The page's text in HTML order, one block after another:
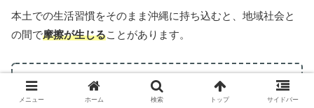
本土での生活習慣をそのまま沖縄に持ち込むと、地域社会と
の間で摩擦が生じることがあります。
現地の文化を理解し、受け入れる姿勢を持つ
地元住民との信頼関係を築くために、沖縄の歴史や
メニュー ホーム 検索 トップ サイドバー